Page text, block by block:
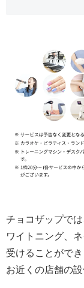
チョコザップで
ワイトニング、
受けることがで
お近くの店舗の